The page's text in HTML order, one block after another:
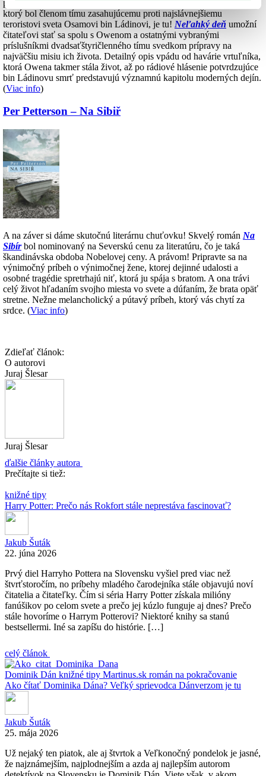
priania vyslyšalo. Nech sa páči, autobiografická spoveď vojaka,
ktorý bol členom tímu zasahujúcemu proti najslávnejšiemu
teroristovi sveta Osamovi bin Ládinovi, je tu! Neľahký deň umožní
čitateľovi stať sa spolu s Owenom a ostatnými vybranými
príslušníkmi dvadsaťštyričlenného tímu svedkom prípravy na
najväčšiu misiu ich života. Detailný opis vpádu od havárie vrtuľníka,
ktorá Owena takmer stála život, až po rádiové hlásenie potvrdzujúce
bin Ládinovu smrť predstavujú významnú kapitolu moderných dejín.
(Viac info)
Per Petterson – Na Sibiř
A na záver si dáme skutočnú literárnu chuťovku! Skvelý román Na
Sibírbol nominovaný na Severskú cenu za literatúru, čo je taká
škandinávska obdoba Nobelovej ceny. A právom! Pripravte sa na
výnimočný príbeh o výnimočnej žene, ktorej dejinné udalosti a
osobné tragédie spretrhajú niť, ktorá ju spája s bratom. A ona trávi
celý život hľadaním svojho miesta vo svete a dúfaním, že brata opäť
stretne. Nežne melancholický a pútavý príbeh, ktorý vás chytí za
srdce. (Viac info)
Zdieľať článok:
O autorovi
Juraj Šlesar
Juraj Šlesar
ďalšie články autora
Prečítajte si tiež:
knižné tipy
Harry Potter: Prečo nás Rokfort stále neprestáva fascinovať?
Jakub Šuták
22. júna 2026
Prvý diel Harryho Pottera na Slovensku vyšiel pred viac než
štvrťstoročím, no príbehy mladého čarodejníka stále objavujú noví
čitatelia a čitateľky. Čím si séria Harry Potter získala milióny
fanúšikov po celom svete a prečo jej kúzlo funguje aj dnes? Prečo
stále hovoríme o Harrym Potterovi? Niektoré knihy sa stanú
bestsellermi. Iné sa zapíšu do histórie. […]
celý článok
Dominik Dán knižné tipy Martinus.sk román na pokračovanie
Ako čítať Dominika Dána? Veľký sprievodca Dánverzom je tu
Jakub Šuták
25. mája 2026
Už nejaký ten piatok, ale aj štvrtok a Veľkonočný pondelok je jasné,
že najznámejším, najplodnejším a azda aj najlepším autorom